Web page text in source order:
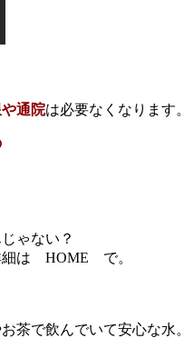
通院は必要なくなります。
ゃない？
細は HOME で。
茶で飲んでいて安心な水。